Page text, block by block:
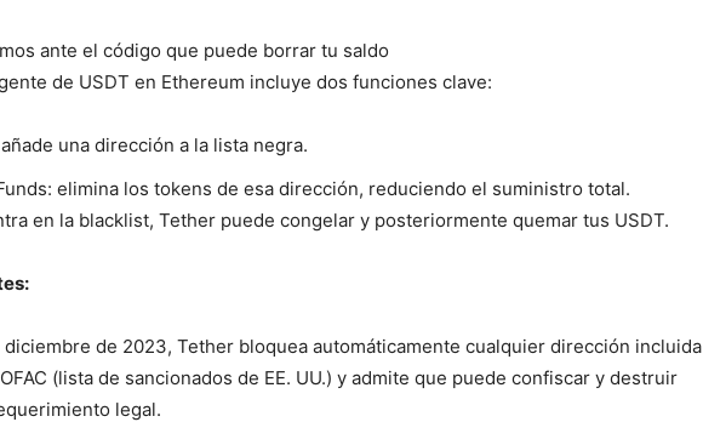
ante el código que puede borrar tu saldo
de USDT en Ethereum incluye dos funciones clave:
una dirección a la lista negra.
elimina los tokens de esa dirección, reduciendo el suministro total.
en la blacklist, Tether puede congelar y posteriormente quemar tus USDT.
diciembre de 2023, Tether bloquea automáticamente cualquier dirección incluida
(lista de sancionados de EE. UU.) y admite que puede confiscar y destruir
legal.